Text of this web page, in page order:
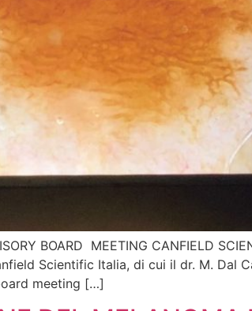
BOARD MEETING CANFIELD
Scientific Italia, di cui il dr. M. Dal
meeting […]